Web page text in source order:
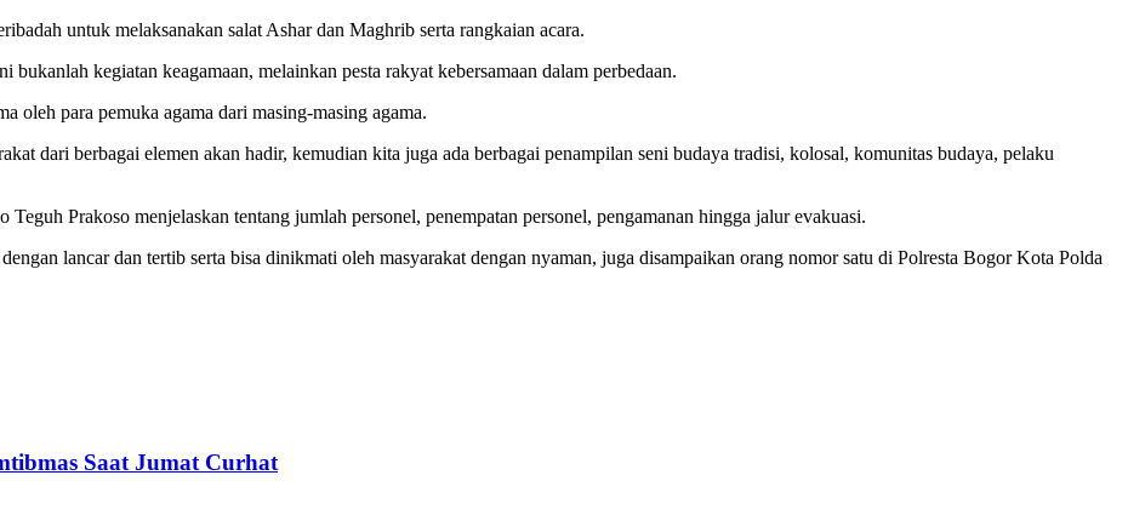
untuk melaksanakan salat Ashar dan Maghrib serta rangkaian acara.
kegiatan keagamaan, melainkan pesta rakyat kebersamaan dalam perbedaan.
oleh para pemuka agama dari masing-masing agama.
dari berbagai elemen akan hadir, kemudian kita juga ada berbagai penampilan seni budaya tradisi, kolosal, komunitas budaya, pelaku
Prakoso menjelaskan tentang jumlah personel, penempatan personel, pengamanan hingga jalur evakuasi.
lancar dan tertib serta bisa dinikmati oleh masyarakat dengan nyaman, juga disampaikan orang nomor satu di Polresta Bogor Kota Polda
Saat Jumat Curhat